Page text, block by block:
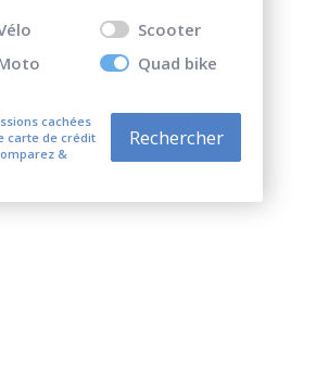
Scooter
Quad bike
cachées
carte de crédit
&
Rechercher